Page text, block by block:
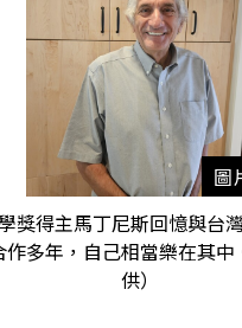
圖
獎得主馬丁尼斯回憶與台
作多年，自己相當樂在其
供）